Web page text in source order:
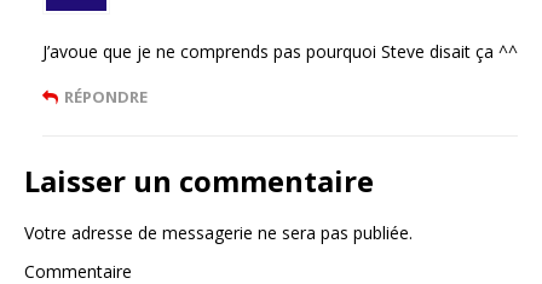
J’avoue que je ne comprends pas pourquoi Steve disait ça ^^
RÉPONDRE
Laisser un commentaire
Votre adresse de messagerie ne sera pas publiée.
Commentaire